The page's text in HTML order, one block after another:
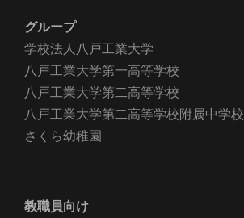
グループ
学校法人八戸工業大学
八戸工業大学第一高等学校
八戸工業大学第二高等学校
八戸工業大学第二高等学校附属中学校
さくら幼稚園
教職員向け